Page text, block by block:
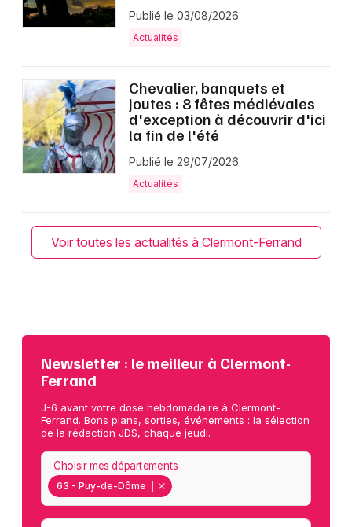
Publié le 03/08/2026
Actualités
Chevalier, banquets et
joutes : 8 fêtes médiévales
d'exception à découvrir d'ici
la fin de l'été
Publié le 29/07/2026
Actualités
Voir toutes les actualités à Clermont-Ferrand
Newsletter : le meilleur à Clermont-
Ferrand
J-6 avant votre dose hebdomadaire à Clermont-
Ferrand. Bons plans, sorties, événements : la sélection
de la rédaction JDS, chaque jeudi.
63 - Puy-de-Dôme
Choisir mes départements